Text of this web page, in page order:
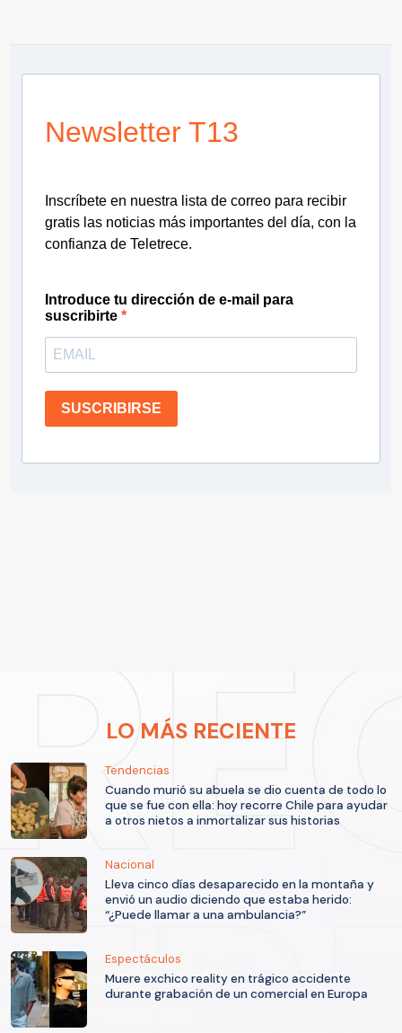
Newsletter T13
Inscríbete en nuestra lista de correo para recibir
gratis las noticias más importantes del día, con la
confianza de Teletrece.
Introduce tu dirección de e-mail para
suscribirte
SUSCRIBIRSE
LO MÁS RECIENTE
Tendencias
Cuando murió su abuela se dio cuenta de todo lo
que se fue con ella: hoy recorre Chile para ayudar
a otros nietos a inmortalizar sus historias
Nacional
Lleva cinco días desaparecido en la montaña y
envió un audio diciendo que estaba herido:
“¿Puede llamar a una ambulancia?”
Espectáculos
Muere exchico reality en trágico accidente
durante grabación de un comercial en Europa